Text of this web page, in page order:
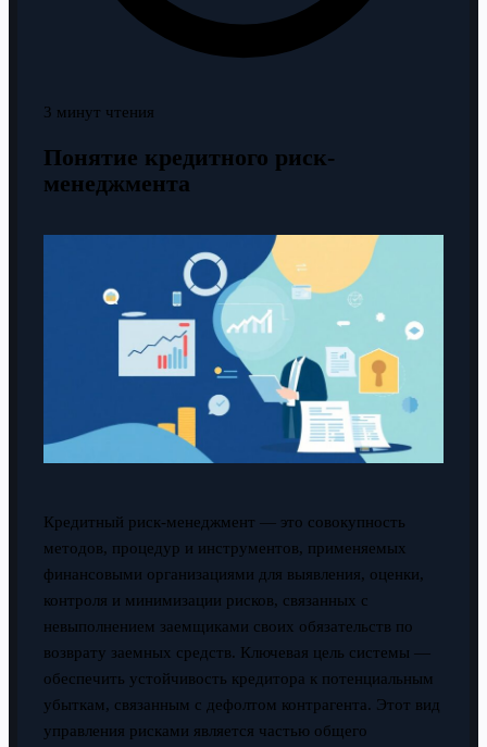
3 минут чтения
Понятие кредитного риск-
менеджмента
Кредитный риск-менеджмент — это совокупность
методов, процедур и инструментов, применяемых
финансовыми организациями для выявления, оценки,
контроля и минимизации рисков, связанных с
невыполнением заемщиками своих обязательств по
возврату заемных средств. Ключевая цель системы —
обеспечить устойчивость кредитора к потенциальным
убыткам, связанным с дефолтом контрагента. Этот вид
управления рисками является частью общего